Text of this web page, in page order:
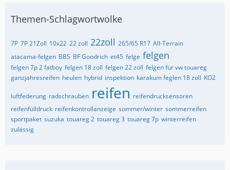
Themen-Schlagwortwolke
7P 7P 21Zoll 10x22 22 zoll 22zoll 265/65 R17 All-Terrain
atacama-felgen BBS BF Goodrich et45 felge felgen
felgen 7p 2 fatboy felgen 18 zoll felgen 22 zoll felgen für vw touareg
ganzjahresreifen heulen hybrid inspektion karakum feglen 18 zoll KO2
luftfederung radschrauben reifen reifendrucksensoren
reifenfülldruck reifenkontrollanzeige sommer/winter sommerreifen
sportpaket suzuka touareg 2 touareg 3 touareg 7p winterreifen
zulässig